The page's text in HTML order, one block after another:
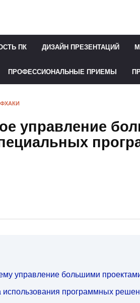
ПК ДИЗАЙН ПРЕЗЕНТАЦИЙ
ПРОФЕССИОНАЛЬНЫЕ ПРИЕМЫ
управление
управление большими
программных